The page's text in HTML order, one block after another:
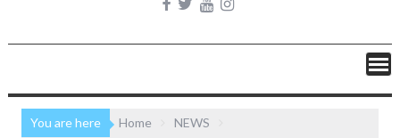
You are here Home
NEWS